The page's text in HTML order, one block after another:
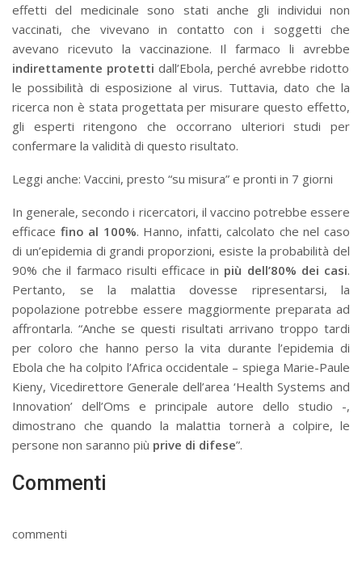
effetti del medicinale sono stati anche gli individui non
vaccinati, che vivevano in contatto con i soggetti che
avevano ricevuto la vaccinazione. Il farmaco li avrebbe
indirettamente protetti dall’Ebola, perché avrebbe ridotto
le possibilità di esposizione al virus. Tuttavia, dato che la
ricerca non è stata progettata per misurare questo effetto,
gli esperti ritengono che occorrano ulteriori studi per
confermare la validità di questo risultato.
Leggi anche: Vaccini, presto “su misura” e pronti in 7 giorni
In generale, secondo i ricercatori, il vaccino potrebbe essere
efficace fino al 100%. Hanno, infatti, calcolato che nel caso
di un’epidemia di grandi proporzioni, esiste la probabilità del
90% che il farmaco risulti efficace in più dell’80% dei casi.
Pertanto, se la malattia dovesse ripresentarsi, la
popolazione potrebbe essere maggiormente preparata ad
affrontarla. “Anche se questi risultati arrivano troppo tardi
per coloro che hanno perso la vita durante l’epidemia di
Ebola che ha colpito l’Africa occidentale – spiega Marie-Paule
Kieny, Vicedirettore Generale dell’area ‘Health Systems and
Innovation’ dell’Oms e principale autore dello studio -,
dimostrano che quando la malattia tornerà a colpire, le
persone non saranno più prive di difese”.
Commenti
commenti